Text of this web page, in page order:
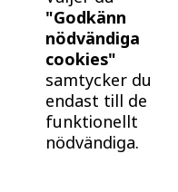
"Godkänn
nödvändiga
cookies"
samtycker du
endast till de
funktionellt
nödvändiga.